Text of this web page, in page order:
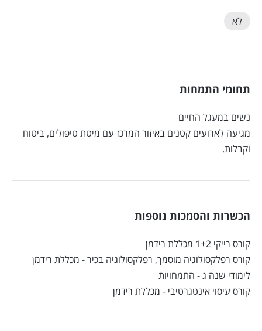
לא
תחומי התמחות
נשים במעגל החיים
מגיעה לארועים קטנים באיזור המרכז עם מיטת טיפולים, ביטוח
וקבלות.
הכשרות והסמכות נוספות
קורס רייקי 1+2 מכללת רידמן
קורס רפלקסולוגיה מוסמך, רפלקסולוגיה בכיר - מכללת רידמן
לימודי שנה ג - התמחויות
קורס עיסוי אינטגרטיבי - מכללת רידמן